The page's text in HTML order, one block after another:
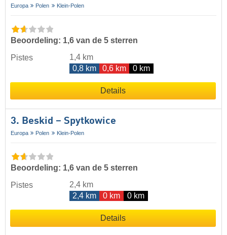
Europa Polen Klein-Polen
Beoordeling: 1,6 van de 5 sterren
Pistes
1,4 km
0,8 km
0,6 km 0 km
Details
3. Beskid – Spytkowice
Europa Polen Klein-Polen
Beoordeling: 1,6 van de 5 sterren
Pistes
2,4 km
2,4 km
0 km 0 km
Details